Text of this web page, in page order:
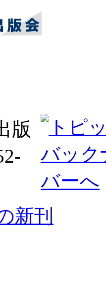
新刊